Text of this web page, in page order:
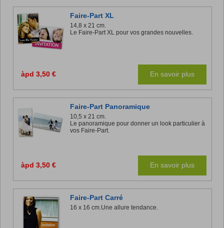
Faire-Part XL
14,8 x 21 cm.
Le Faire-Part XL pour vos grandes nouvelles.
àpd 3,50 € En savoir plus
Faire-Part Panoramique
10,5 x 21 cm.
Le panoramique pour donner un look particulier à
vos Faire-Part.
àpd 3,50 € En savoir plus
Faire-Part Carré
16 x 16 cm.Une allure tendance.